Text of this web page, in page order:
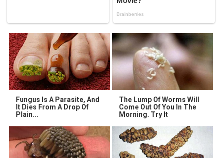
Fungus Is A Parasite, And
It Dies From A Drop Of
Plain...
The Lump Of Worms Will
Come Out Of You In The
Morning. Try It